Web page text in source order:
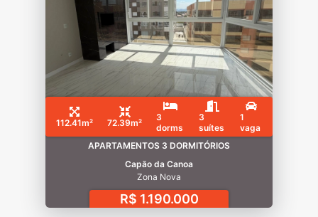
112.41m² 72.39m²
3
dorms
3
suítes
1
vaga
APARTAMENTOS 3 DORMITÓRIOS
Capão da Canoa
Zona Nova
R$ 1.190.000